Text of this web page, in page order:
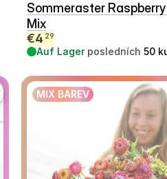
Sommeraster
Mix
€4 29
Auf Lager posledních 50
MIX BAREV